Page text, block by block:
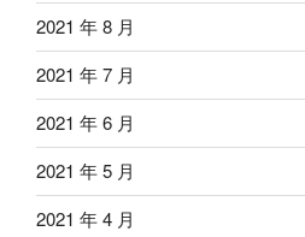
2021 年 8 月
2021 年 7 月
2021 年 6 月
2021 年 5 月
2021 年 4 月